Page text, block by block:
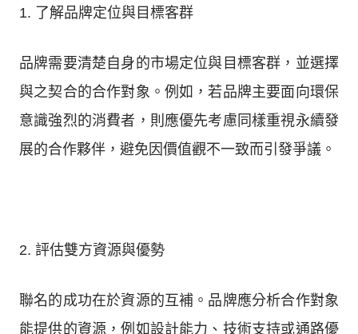
1. 了解品牌定位與目標客群
品牌需要清楚自身的市場定位與目標客群，並選擇
與之契合的合作對象。例如，若品牌主要面向環保
意識強烈的消費者，則應優先考慮同樣重視永續發
展的合作夥伴，避免因價值觀不一致而引發爭議。
2. 評估雙方資源與優勢
聯名的成功在於資源的互補。品牌應分析合作對象
能提供的資源，例如設計能力、技術支持或通路優